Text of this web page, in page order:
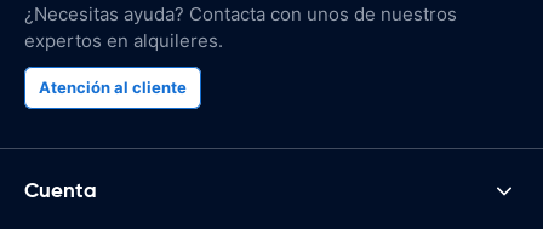
¿Necesitas ayuda? Contacta con unos de nuestros
expertos en alquileres.
Atención al cliente
Cuenta